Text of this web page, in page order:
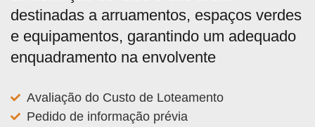
destinadas a arruamentos, espaços verdes
e equipamentos, garantindo um adequado
enquadramento na envolvente
Avaliação do Custo de Loteamento
Pedido de informação prévia